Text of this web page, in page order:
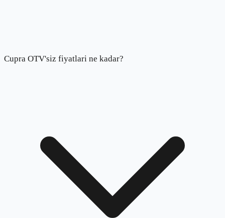
Cupra OTV'siz fiyatlari ne kadar?